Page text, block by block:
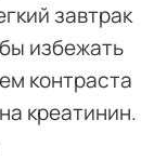
завтрак
избежать
контраста
креатинин.